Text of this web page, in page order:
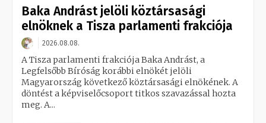
Baka Andrást jelöli köztársasági
elnöknek a Tisza parlamenti frakciója
2026.08.08.
A Tisza parlamenti frakciója Baka Andrást, a
Legfelsőbb Bíróság korábbi elnökét jelöli
Magyarország következő köztársasági elnökének. A
döntést a képviselőcsoport titkos szavazással hozta
meg. A...